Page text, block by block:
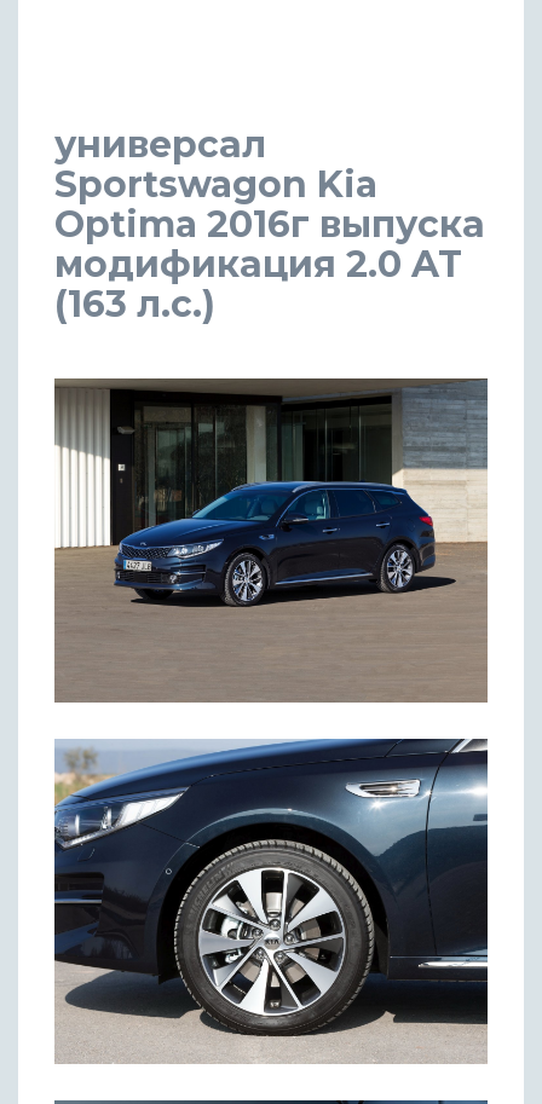
универсал
Sportswagon Kia
Optima 2016г выпуска
модификация 2.0 AT
(163 л.с.)